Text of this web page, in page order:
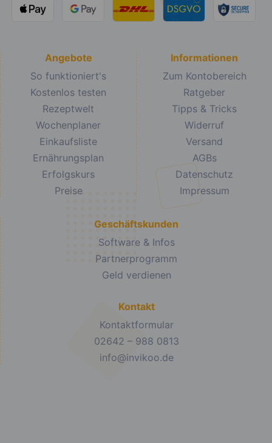
Angebote
So funktioniert's
Kostenlos testen
Rezeptwelt
Wochenplaner
Einkaufsliste
Ernährungsplan
Erfolgskurs
Preise
Informationen
Zum Kontobereich
Ratgeber
Tipps & Tricks
Widerruf
Versand
AGBs
Datenschutz
Impressum
Geschäftskunden
Software & Infos
Partnerprogramm
Geld verdienen
Kontakt
Kontaktformular
02642 – 988 0813
info@invikoo.de